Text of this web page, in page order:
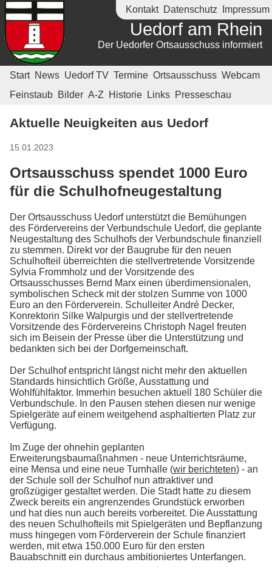
Uedorf am Rhein
Der Uedorfer Ortsausschuss informiert
Start News Uedorf TV Termine Ortsausschuss Webcam
Feinstaub Bilder A-Z Historie Links Presseschau
Aktuelle Neuigkeiten aus Uedorf
15.01.2023
Ortsausschuss spendet 1000 Euro
für die Schulhofneugestaltung
Der Ortsausschuss Uedorf unterstützt die Bemühungen
des Fördervereins der Verbundschule Uedorf, die geplante
Neugestaltung des Schulhofs der Verbundschule finanziell
zu stemmen. Direkt vor der Baugrube für den neuen
Schulhofteil überreichten die stellvertretende Vorsitzende
Sylvia Frommholz und der Vorsitzende des
Ortsausschusses Bernd Marx einen überdimensionalen,
symbolischen Scheck mit der stolzen Summe von 1000
Euro an den Förderverein. Schulleiter André Decker,
Konrektorin Silke Walpurgis und der stellvertretende
Vorsitzende des Fördervereins Christoph Nagel freuten
sich im Beisein der Presse über die Unterstützung und
bedankten sich bei der Dorfgemeinschaft.
Der Schulhof entspricht längst nicht mehr den aktuellen
Standards hinsichtlich Größe, Ausstattung und
Wohlfühlfaktor. Immerhin besuchen aktuell 180 Schüler die
Verbundschule. In den Pausen stehen diesen nur wenige
Spielgeräte auf einem weitgehend asphaltierten Platz zur
Verfügung.
Im Zuge der ohnehin geplanten
Erweiterungsbaumaßnahmen - neue Unterrichtsräume,
eine Mensa und eine neue Turnhalle (wir berichteten) - an
der Schule soll der Schulhof nun attraktiver und
großzügiger gestaltet werden. Die Stadt hatte zu diesem
Zweck bereits ein angrenzendes Grundstück erworben
und hat dies nun auch bereits vorbereitet. Die Ausstattung
des neuen Schulhofteils mit Spielgeräten und Bepflanzung
muss hingegen vom Förderverein der Schule finanziert
werden, mit etwa 150.000 Euro für den ersten
Bauabschnitt ein durchaus ambitioniertes Unterfangen.
Kontakt Datenschutz Impressum